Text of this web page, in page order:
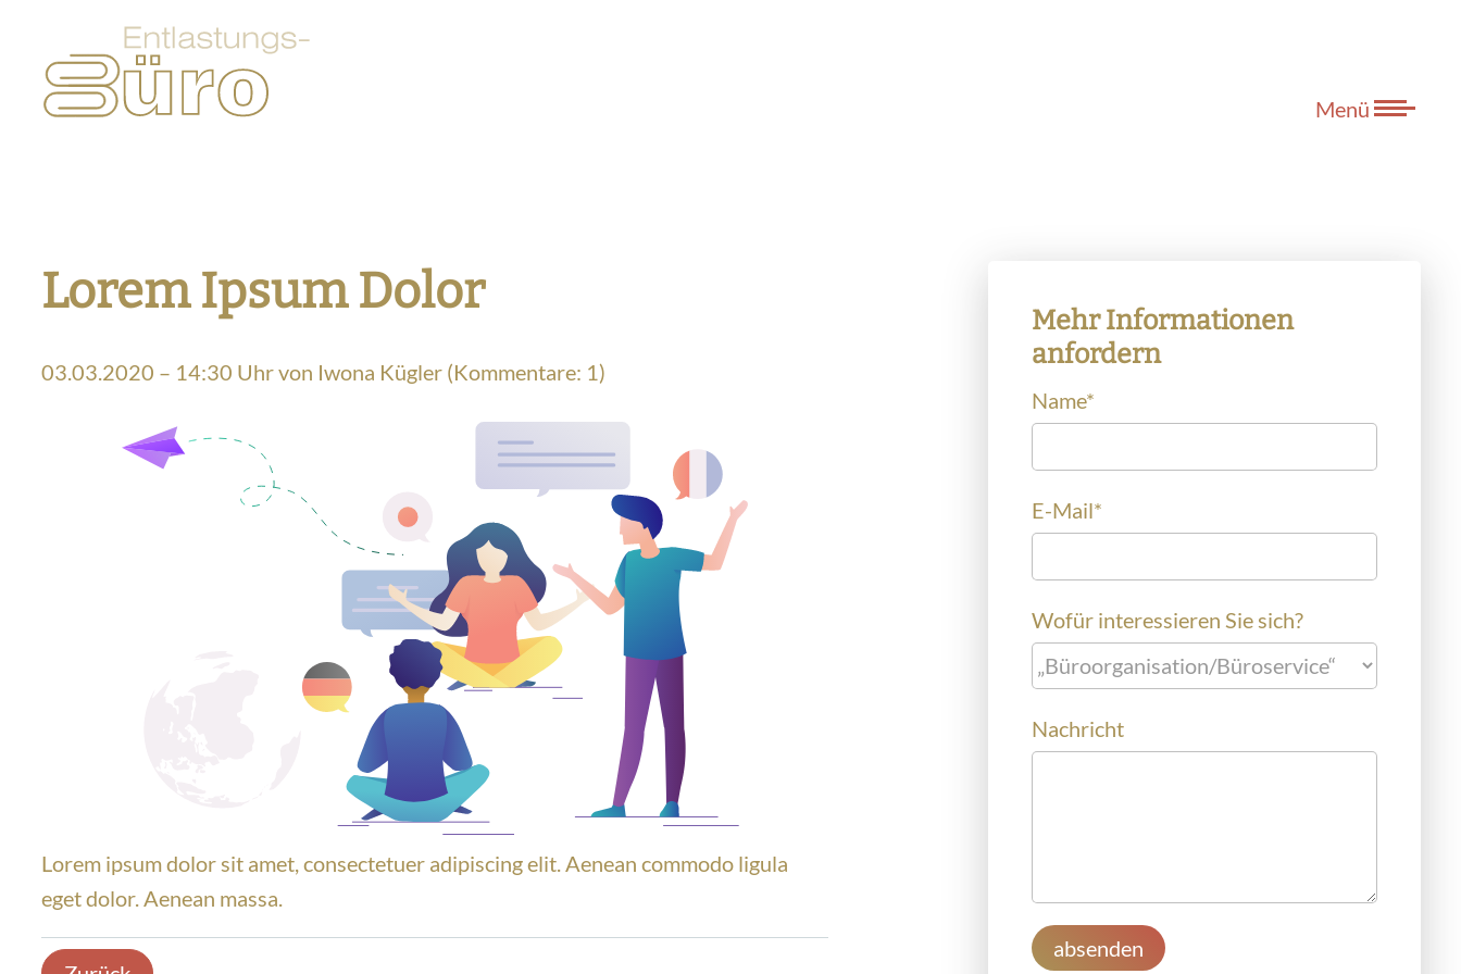
Menü
Lorem Ipsum Dolor
03.03.2020 – 14:30 Uhrvon Iwona Kügler(Kommentare: 1)
Lorem ipsum dolor sit amet, consectetuer adipiscing elit. Aenean commodo ligula
eget dolor. Aenean massa.
Mehr Informationen
anfordern
Name*
E-Mail*
Wofür interessieren Sie sich?
Nachricht
absenden